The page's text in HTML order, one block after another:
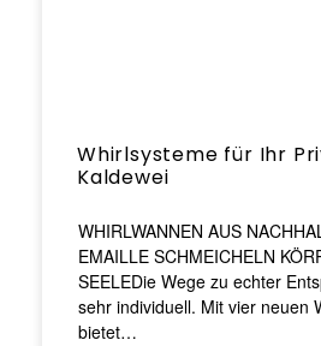
Whirlsysteme für Ihr
Kaldewei
WHIRLWANNEN AUS
EMAILLE SCHMEICHELN
SEELEDie Wege zu echter
sehr individuell. Mit vier neuen
bietet…